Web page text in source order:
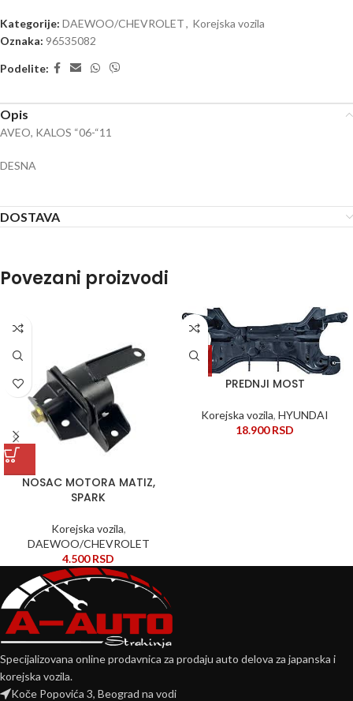
Kategorije: DAEWOO/CHEVROLET, Korejska vozila
Oznaka: 96535082
Podelite:
Opis
AVEO, KALOS “06-“11
DESNA
DOSTAVA
Povezani proizvodi
NOSAC MOTORA MATIZ,
SPARK
Korejska vozila,
DAEWOO/CHEVROLET
4.500RSD
PREDNJI MOST
Korejska vozila, HYUNDAI
18.900RSD
Specijalizovana online prodavnica za prodaju auto delova za japanska i
korejska vozila.
Koče Popovića 3, Beograd na vodi